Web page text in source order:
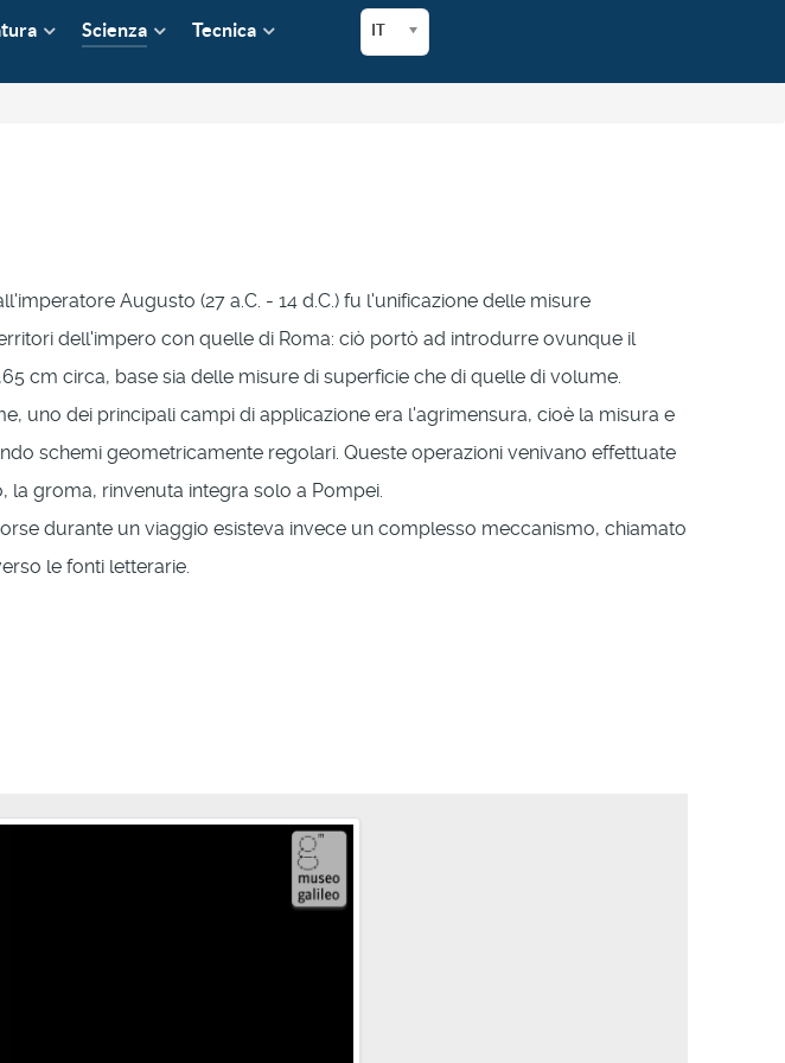
Scienza Tecnica IT
Augusto (27 a.C. - 14 d.C.) fu l'unificazione delle misure
dell'impero con quelle di Roma: ciò portò ad introdurre ovunque il
cm circa, base sia delle misure di superficie che di quelle di volume.
uno dei principali campi di applicazione era l'agrimensura, cioè la misura e
schemi geometricamente regolari. Queste operazioni venivano effettuate
la groma, rinvenuta integra solo a Pompei.
durante un viaggio esisteva invece un complesso meccanismo, chiamato
le fonti letterarie.